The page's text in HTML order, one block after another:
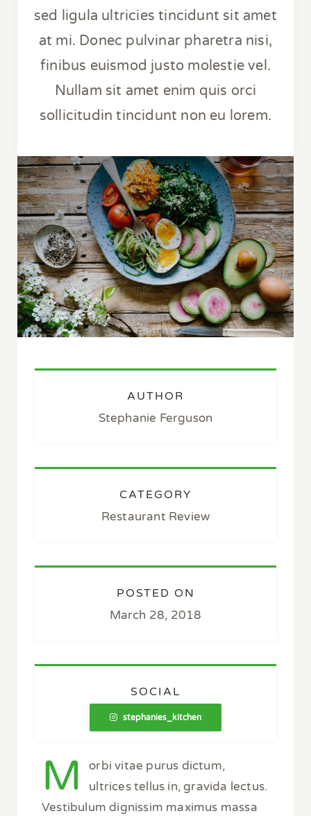
sed ligula ultricies tincidunt sit amet
at mi. Donec pulvinar pharetra nisi,
finibus euismod justo molestie vel.
Nullam sit amet enim quis orci
sollicitudin tincidunt non eu lorem.
AUTHOR
Stephanie Ferguson
CATEGORY
Restaurant Review
POSTED ON
March 28, 2018
SOCIAL
stephanies_kitchen
M
orbi vitae purus dictum,
ultrices tellus in, gravida lectus.
Vestibulum dignissim maximus massa